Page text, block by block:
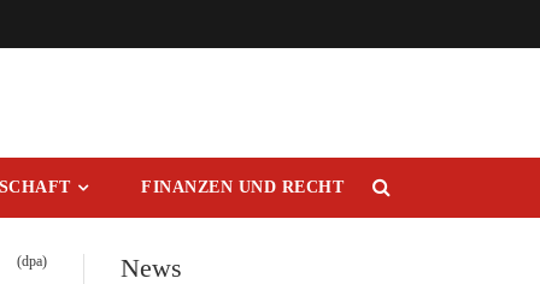
FINANZEN UND RECHT
(dpa) News